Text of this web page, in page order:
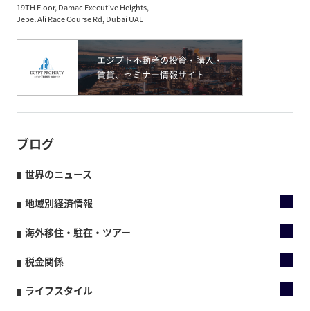
19TH Floor, Damac Executive Heights,
Jebel Ali Race Course Rd, Dubai UAE
ブログ
世界のニュース
地域別経済情報
海外移住・駐在・ツアー
税金関係
ライフスタイル